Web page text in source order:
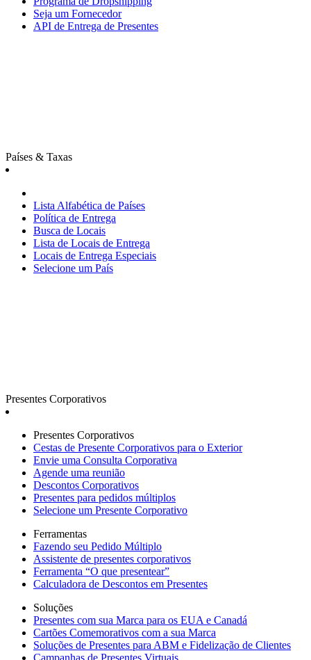
Seja um Fornecedor
API de Entrega de Presentes
Países & Taxas
Lista Alfabética de Países
Política de Entrega
Busca de Locais
Lista de Locais de Entrega
Locais de Entrega Especiais
Selecione um País
Presentes Corporativos
Presentes Corporativos
Cestas de Presente Corporativos para o Exterior
Envie uma Consulta Corporativa
Agende uma reunião
Descontos Corporativos
Presentes para pedidos múltiplos
Selecione um Presente Corporativo
Ferramentas
Fazendo seu Pedido Múltiplo
Assistente de presentes corporativos
Ferramenta “O que presentear”
Calculadora de Descontos em Presentes
Soluções
Presentes com sua Marca para os EUA e Canadá
Cartões Comemorativos com a sua Marca
Soluções de Presentes para ABM e Fidelização de Clientes
Campanhas de Presentes Virtuais